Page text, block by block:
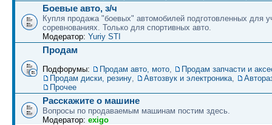
Боевые авто, з/ч
Купля продажа "боевых" автомобилей подготовленных для
соревнованиях. Только для спортивных авто.
Модератор: Yuriy STI
Продам
Подфорумы: Продам авто, мото,
Продам запчасти и
Продам диски, резину, Автозвук и электроника,
Прочее
Расскажите о машине
Вопросы по продаваемым машинам постим здесь.
Модератор: exigo